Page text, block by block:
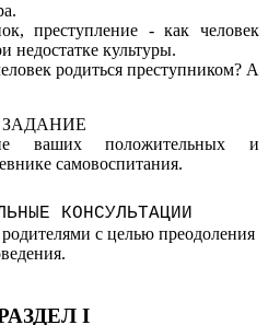
преступление - как человек
недостатке культуры.
родиться преступником? А
ЗАДАНИЕ
ваших положительных и
самовоспитания.
КОНСУЛЬТАЦИИ
с целью преодоления
I